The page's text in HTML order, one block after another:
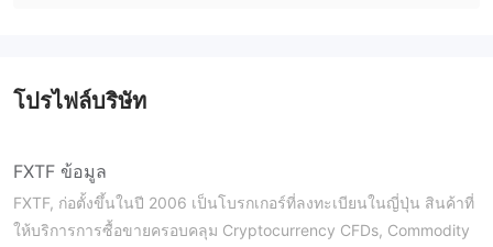
โปรไฟล์บริษัท
FXTF ข้อมูล
FXTF, ก่อตั้งขึ้นในปี 2006 เป็นโบรกเกอร์ที่ลงทะเบียนในญี่ปุ่น สินค้าที่
ให้บริการการซื้อขายครอบคลุม Cryptocurrency CFDs, Commodity